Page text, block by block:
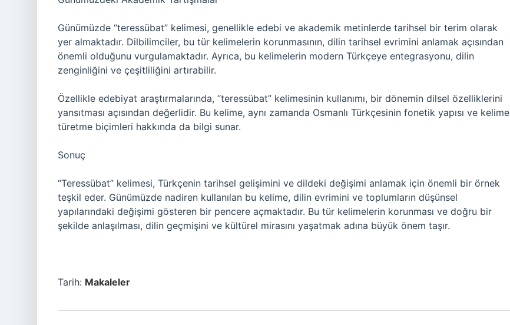
Günümüzde “teressübat” kelimesi, genellikle edebi ve akademik metinlerde tarihsel bir terim olarak
yer almaktadır. Dilbilimciler, bu tür kelimelerin korunmasının, dilin tarihsel evrimini anlamak açısından
önemli olduğunu vurgulamaktadır. Ayrıca, bu kelimelerin modern Türkçeye entegrasyonu, dilin
zenginliğini ve çeşitliliğini artırabilir.
Özellikle edebiyat araştırmalarında, “teressübat” kelimesinin kullanımı, bir dönemin dilsel özelliklerini
yansıtması açısından değerlidir. Bu kelime, aynı zamanda Osmanlı Türkçesinin fonetik yapısı ve kelime
türetme biçimleri hakkında da bilgi sunar.
Sonuç
“Teressübat” kelimesi, Türkçenin tarihsel gelişimini ve dildeki değişimi anlamak için önemli bir örnek
teşkil eder. Günümüzde nadiren kullanılan bu kelime, dilin evrimini ve toplumların düşünsel
yapılarındaki değişimi gösteren bir pencere açmaktadır. Bu tür kelimelerin korunması ve doğru bir
şekilde anlaşılması, dilin geçmişini ve kültürel mirasını yaşatmak adına büyük önem taşır.
Tarih: Makaleler